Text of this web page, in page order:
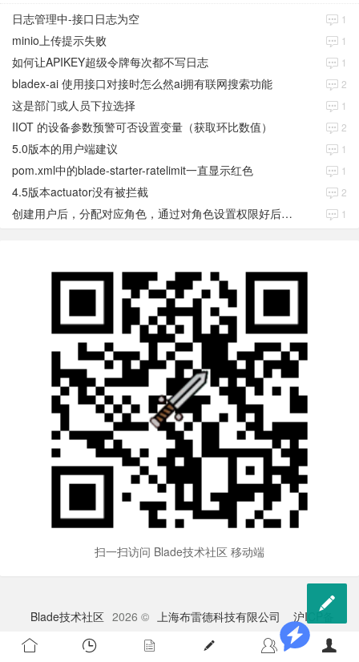
日志管理中-接口日志为空 1
minio上传提示失败 1
如何让APIKEY超级令牌每次都不写日志 1
bladex-ai 使用接口对接时怎么然ai拥有联网搜索功能 2
这是部门或人员下拉选择 1
IIOT 的设备参数预警可否设置变量（获取环比数值） 2
5.0版本的用户端建议 1
pom.xml中的blade-starter-ratelimit一直显示红色 1
4.5版本actuator没有被拦截 2
创建用户后，分配对应角色，通过对角色设置权限好后，登录当前用户后。查看不到当前已分配对应角色权限数据 1
扫一扫访问 Blade技术社区 移动端
Blade技术社区 2026 © 上海布雷德科技有限公司
沪ICP备
2023009528号-1
苏公网安备 32041102000998号
